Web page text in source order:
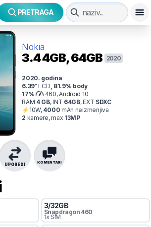
PRETRAGA
Nokia
3.44GB, 64GB 2020
2020. godina
6.39" LCD 81.9% body
17%
460, Android 10
RAM 4GB,INT 64GB,EXT SDXC
⚡ 10W, 4000 mAh neizmenjiva
2 kamere, max 13MP
KOMENTARI
UPOREDI
3/32GB
Snapdragon 460
1x SIM